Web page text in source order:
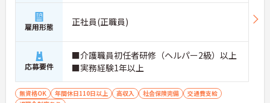
雇用形態 正社員(正職員)
応募要件
■介護職員初任者研修（ヘルパー2級）以上
■実務経験1年以上
無資格OK 年間休日110日以上 高収入 社会保険完備
交通費支給